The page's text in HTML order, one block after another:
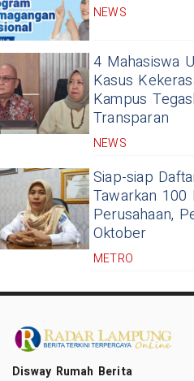
NEWS
4 Mahasiswa
Kasus
Kampus
Transparan
NEWS
Siap-siap
Tawarkan 100
Perusahaan,
Oktober
METRO
Disway Rumah Berita